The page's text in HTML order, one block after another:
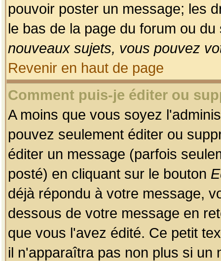
pouvoir poster un message; les
le bas de la page du forum ou
nouveaux sujets, vous pouvez
Revenir en haut de page
Comment puis-je éditer ou
A moins que vous soyez
pouvez seulement éditer ou
éditer un message (parfois
posté) en cliquant sur le bouton
déjà répondu à votre message,
dessous de votre message en
que vous l'avez édité. Ce petit
il n'apparaîtra pas non plus si un